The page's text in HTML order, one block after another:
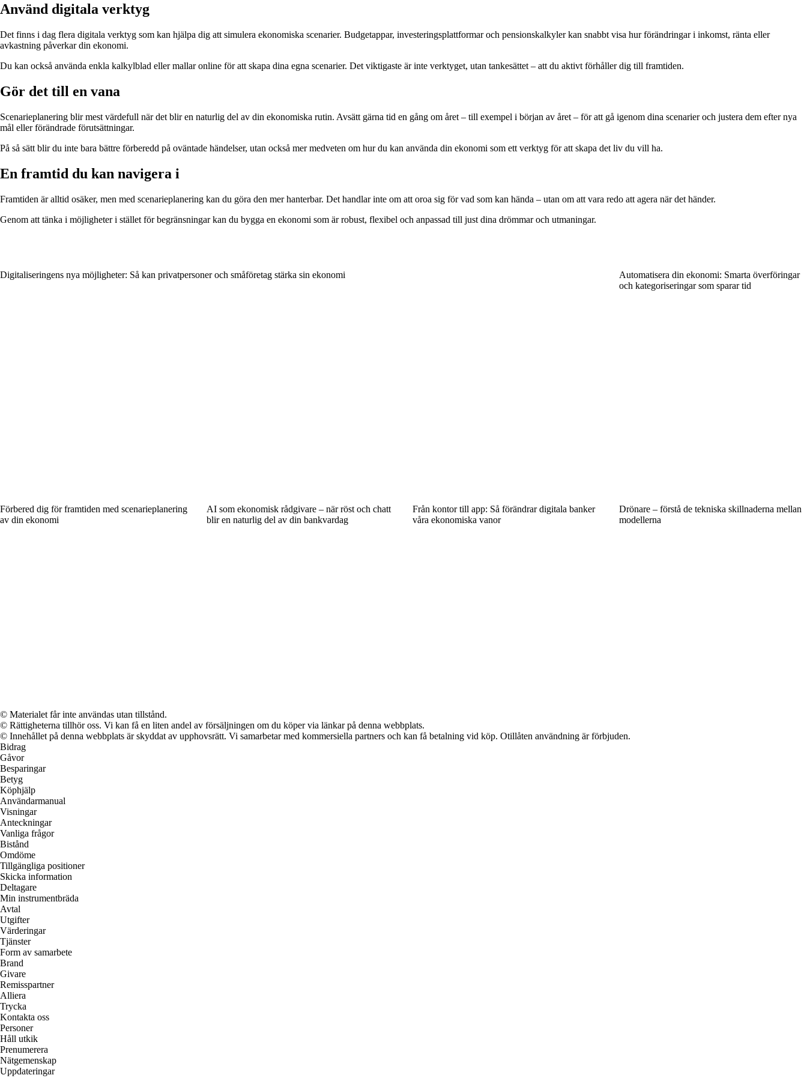
Använd digitala verktyg
Det finns i dag flera digitala verktyg som kan hjälpa dig att simulera ekonomiska scenarier. Budgetappar, investeringsplattformar och pensionskalkyler kan snabbt visa hur förändringar i inkomst, ränta eller
avkastning påverkar din ekonomi.
Du kan också använda enkla kalkylblad eller mallar online för att skapa dina egna scenarier. Det viktigaste är inte verktyget, utan tankesättet – att du aktivt förhåller dig till framtiden.
Gör det till en vana
Scenarieplanering blir mest värdefull när det blir en naturlig del av din ekonomiska rutin. Avsätt gärna tid en gång om året – till exempel i början av året – för att gå igenom dina scenarier och justera dem efter nya
mål eller förändrade förutsättningar.
På så sätt blir du inte bara bättre förberedd på oväntade händelser, utan också mer medveten om hur du kan använda din ekonomi som ett verktyg för att skapa det liv du vill ha.
En framtid du kan navigera i
Framtiden är alltid osäker, men med scenarieplanering kan du göra den mer hanterbar. Det handlar inte om att oroa sig för vad som kan hända – utan om att vara redo att agera när det händer.
Genom att tänka i möjligheter i stället för begränsningar kan du bygga en ekonomi som är robust, flexibel och anpassad till just dina drömmar och utmaningar.
Digitaliseringens nya möjligheter: Så kan privatpersoner och småföretag stärka sin ekonomi
Automatisera din ekonomi: Smarta överföringar
och kategoriseringar som sparar tid
Förbered dig för framtiden med scenarieplanering
av din ekonomi
AI som ekonomisk rådgivare – när röst och chatt
blir en naturlig del av din bankvardag
Från kontor till app: Så förändrar digitala banker
våra ekonomiska vanor
Drönare – förstå de tekniska skillnaderna mellan
modellerna
© Materialet får inte användas utan tillstånd.
© Rättigheterna tillhör oss. Vi kan få en liten andel av försäljningen om du köper via länkar på denna webbplats.
© Innehållet på denna webbplats är skyddat av upphovsrätt. Vi samarbetar med kommersiella partners och kan få betalning vid köp. Otillåten användning är förbjuden.
Bidrag
Gåvor
Besparingar
Betyg
Köphjälp
Användarmanual
Visningar
Anteckningar
Vanliga frågor
Bistånd
Omdöme
Tillgängliga positioner
Skicka information
Deltagare
Min instrumentbräda
Avtal
Utgifter
Värderingar
Tjänster
Form av samarbete
Brand
Givare
Remisspartner
Alliera
Trycka
Kontakta oss
Personer
Håll utkik
Prenumerera
Nätgemenskap
Uppdateringar